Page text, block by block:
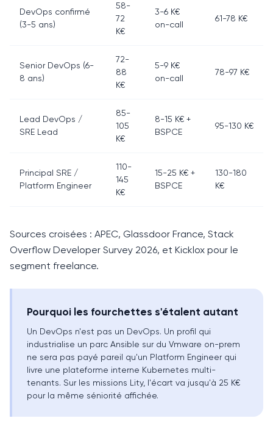
DevOps confirmé
(3-5 ans)
58-
72
K€
3-6 K€
on-call
61-78 K€
Senior DevOps (6-
8 ans)
72-
88
K€
5-9 K€
on-call
78-97 K€
Lead DevOps /
SRE Lead
85-
105
K€
8-15 K€ +
BSPCE
95-130 K€
Principal SRE /
Platform Engineer
110-
145
K€
15-25 K€ +
BSPCE
130-180
K€
Sources croisées : APEC, Glassdoor France, Stack
Overflow Developer Survey 2026, et Kicklox pour le
segment freelance.
Pourquoi les fourchettes s'étalent autant
Un DevOps n'est pas un DevOps. Un profil qui
industrialise un parc Ansible sur du Vmware on-prem
ne sera pas payé pareil qu'un Platform Engineer qui
livre une plateforme interne Kubernetes multi-
tenants. Sur les missions Lity, l'écart va jusqu'à 25 K€
pour la même séniorité affichée.